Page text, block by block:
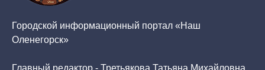
Городской информационный портал «Наш
Оленегорск»
Главный редактор - Третьякова Татьяна Михайловна